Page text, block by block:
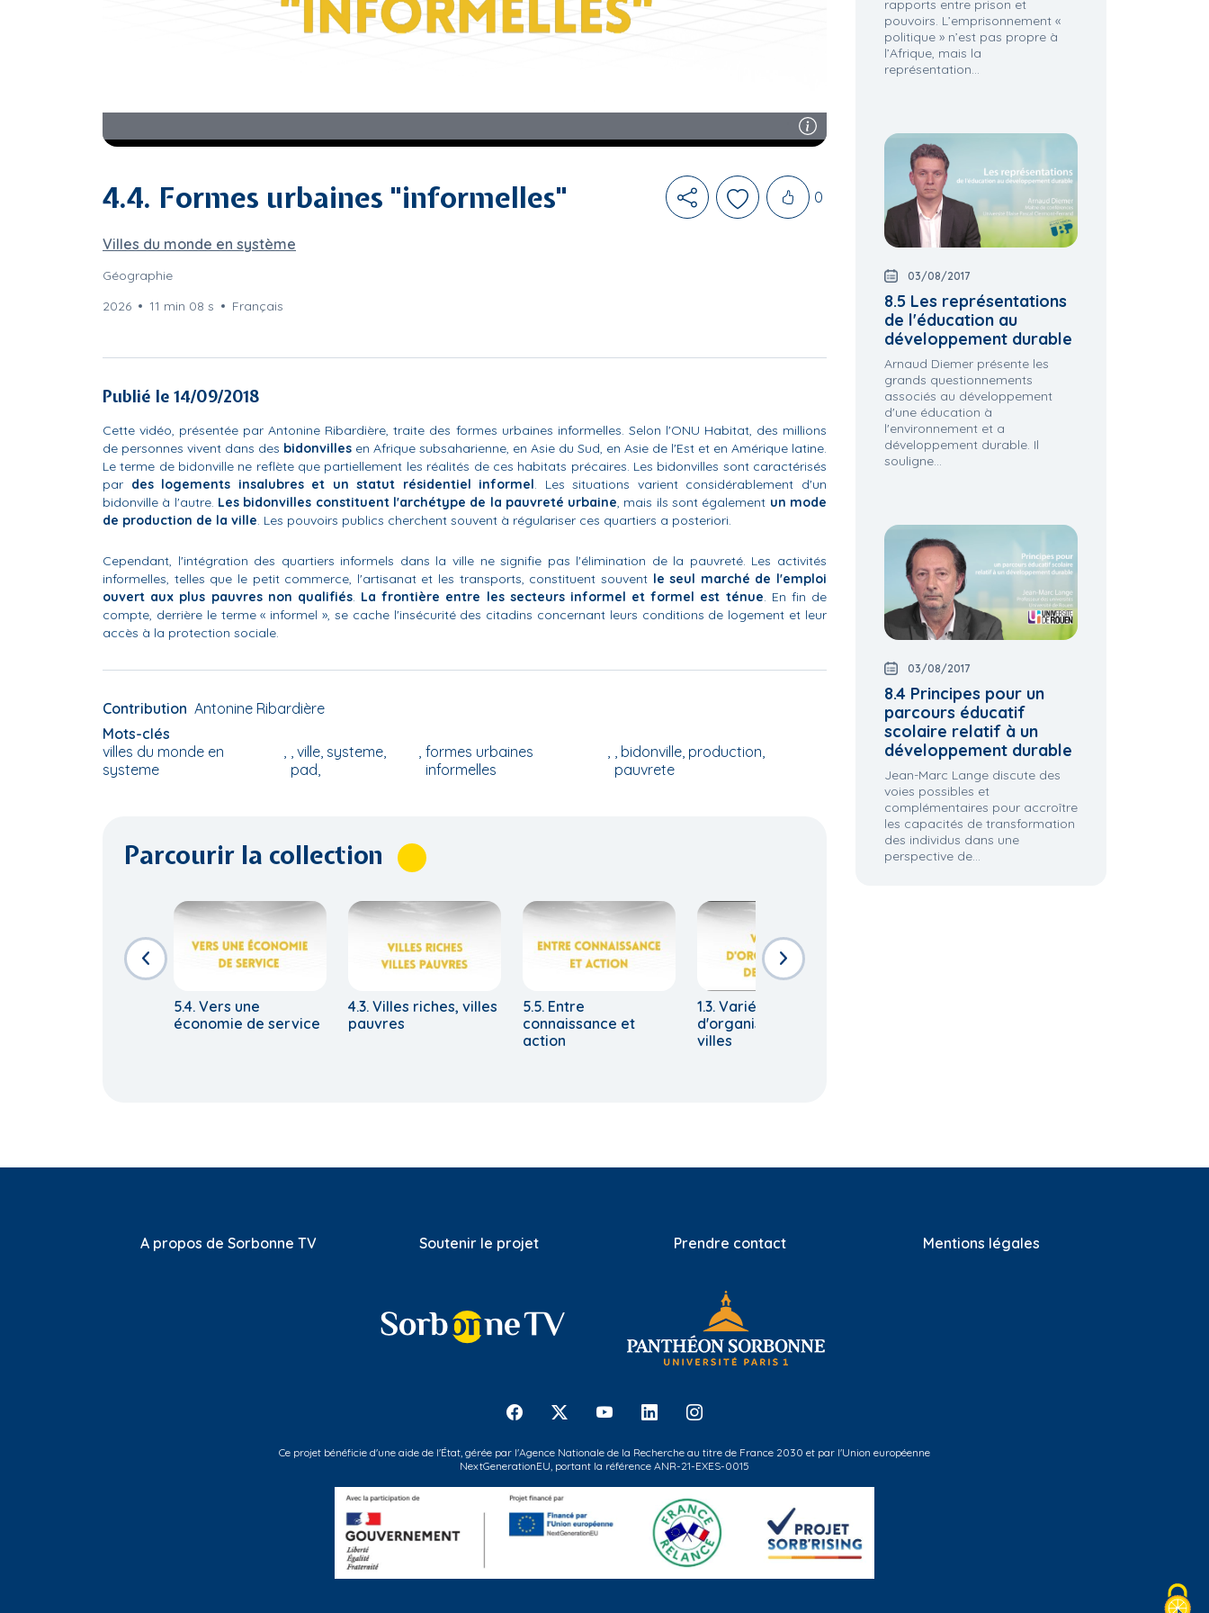
4.4. Formes urbaines "informelles"
Villes du monde en système
Géographie
2026
11 min 08 s Français
Likes
0
Publié le 14/09/2018
Cette vidéo, présentée par Antonine Ribardière, traite des formes urbaines informelles. Selon l'ONU Habitat, des millions
de personnes vivent dans des bidonvilles en Afrique subsaharienne, en Asie du Sud, en Asie de l'Est et en Amérique latine.
Le terme de bidonville ne reflète que partiellement les réalités de ces habitats précaires. Les bidonvilles sont caractérisés
par des logements insalubres et un statut résidentiel informel. Les situations varient considérablement d'un
bidonville à l'autre. Les bidonvilles constituent l'archétype de la pauvreté urbaine, mais ils sont également un mode
de production de la ville. Les pouvoirs publics cherchent souvent à régulariser ces quartiers a posteriori.
Cependant, l'intégration des quartiers informels dans la ville ne signifie pas l'élimination de la pauvreté. Les activités
informelles, telles que le petit commerce, l'artisanat et les transports, constituent souventle seul marché de l'emploi
ouvert aux plus pauvres non qualifiés. La frontière entre les secteurs informel et formel est ténue. En fin de
compte, derrière le terme « informel », se cache l'insécurité des citadins concernant leurs conditions de logement et leur
accès à la protection sociale.
Contribution Antonine Ribardière
Mots-clés
villes du monde en
systeme
, ville, systeme,
pad,
formes urbaines
informelles
, bidonville, production,
pauvrete
Parcourir la collection
5.4. Vers une
économie de service
4.3. Villes riches, villes
pauvres
5.5. Entre
connaissance et
action
1.3. Variété
d'organisation des
villes
rapports entre prison et
pouvoirs. L’emprisonnement «
politique » n’est pas propre à
l’Afrique, mais la
représentation...
03/08/2017
8.5 Les représentations
de l'éducation au
développement durable
Arnaud Diemer présente les
grands questionnements
associés au développement
d'une éducation à
l'environnement et a
développement durable. Il
souligne...
03/08/2017
8.4 Principes pour un
parcours éducatif
scolaire relatif à un
développement durable
Jean-Marc Lange discute des
voies possibles et
complémentaires pour accroître
les capacités de transformation
des individus dans une
perspective de...
A propos de Sorbonne TV Soutenir le projet Prendre contact Mentions légales
Ce projet bénéficie d'une aide de l'État, gérée par l'Agence Nationale de la Recherche au titre de France 2030 et par l'Union européenne
NextGenerationEU, portant la référence ANR-21-EXES-0015